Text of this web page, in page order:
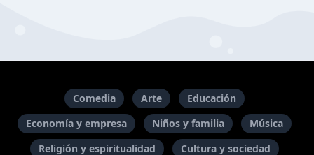
Comedia Arte
Educación
Economía y empresa
Niños y familia
Música
Religión y espiritualidad
Cultura y sociedad